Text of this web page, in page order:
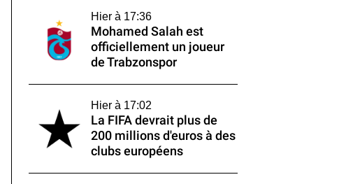
Hier à 17:36
Mohamed Salah est
officiellement un joueur
de Trabzonspor
Hier à 17:02
La FIFA devrait plus de
200 millions d'euros à des
clubs européens